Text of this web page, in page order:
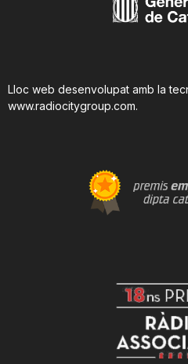
Lloc web desenvolupat amb la
www.radiocitygroup.com.